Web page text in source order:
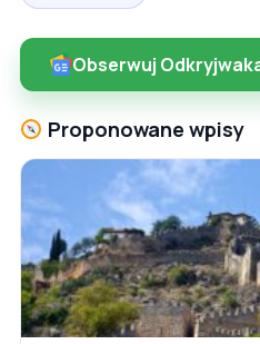
Obserwuj
Proponowane wpisy